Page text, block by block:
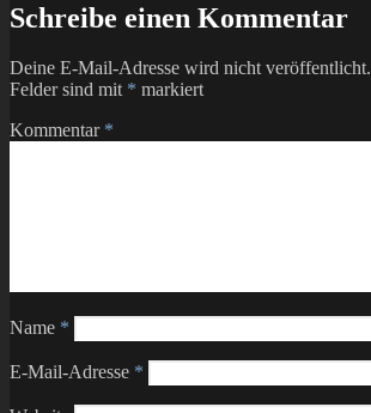
Schreibe einen Kommentar
Deine E-Mail-Adresse wird nicht veröffentlicht.
Felder sind mit * markiert
Kommentar *
Name *
E-Mail-Adresse *